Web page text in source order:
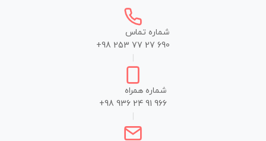
شماره تماس
+98 253 77 27 690
شماره همراه
+98 936 24 91 966